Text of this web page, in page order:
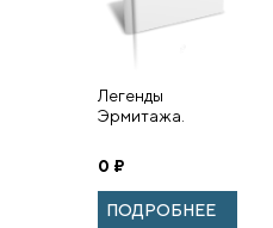
Легенды
Эрмитажа.
Яковлевич
Каковкин.
Список печатных
работ
0 ₽
ПОДРОБНЕЕ